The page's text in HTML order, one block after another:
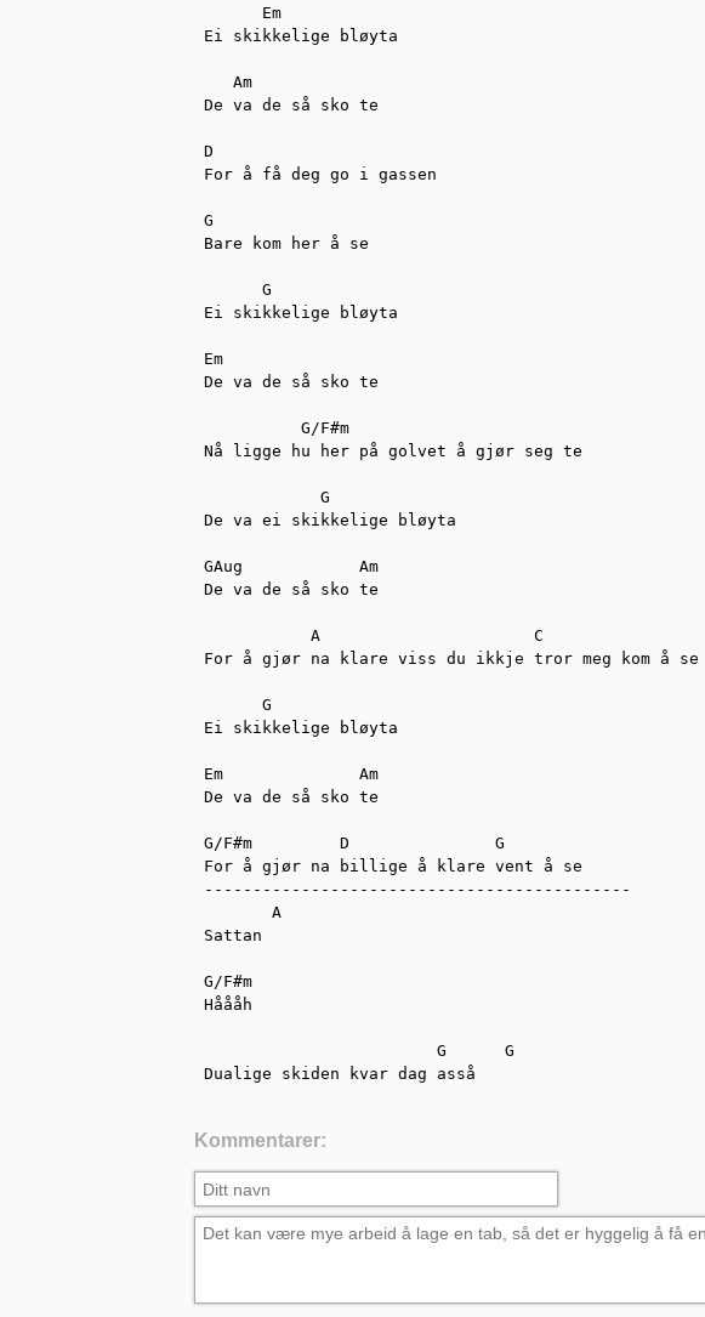
      Em
Ei skikkelige bløyta
   Am
De va de så sko te
D
For å få deg go i gassen
G
Bare kom her å se
      G
Ei skikkelige bløyta
Em
De va de så sko te
          G/F#m
Nå ligge hu her på golvet å gjør seg te
            G
De va ei skikkelige bløyta
GAug            Am
De va de så sko te
           A                      C
For å gjør na klare viss du ikkje tror meg kom å se
      G
Ei skikkelige bløyta
Em              Am
De va de så sko te
G/F#m         D               G
For å gjør na billige å klare vent å se
--------------------------------------------
       A
Sattan
G/F#m
Håååh
                        G      G
Dualige skiden kvar dag asså
Kommentarer: